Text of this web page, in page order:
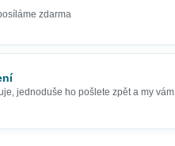
zdarma
jednoduše ho pošlete zpět a my vám